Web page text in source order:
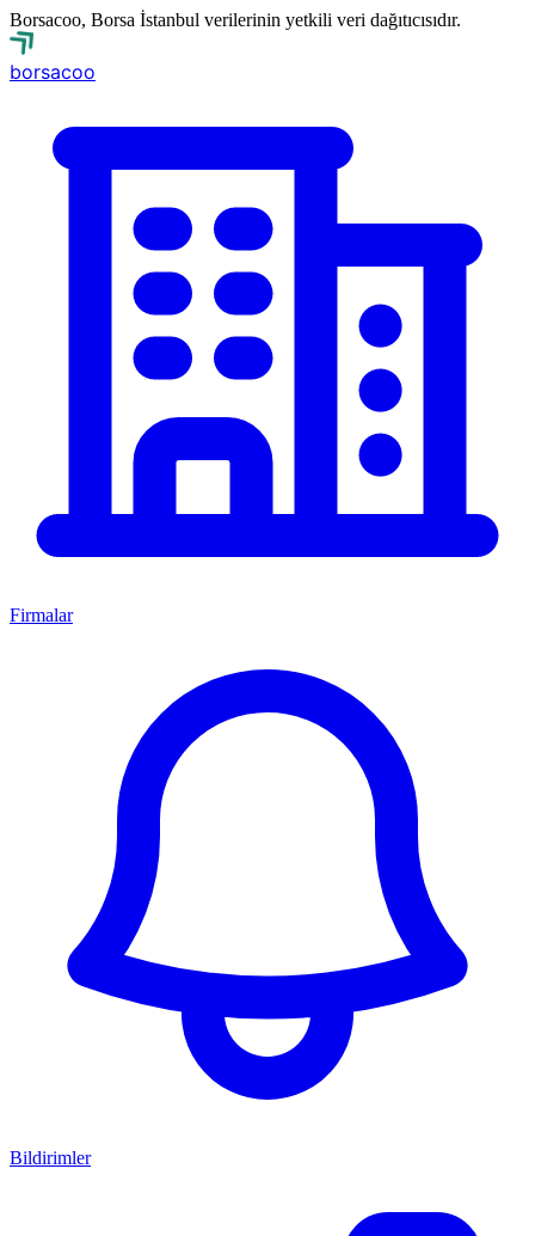
Borsacoo, Borsa İstanbul verilerinin yetkili veri dağıtıcısıdır.
borsacoo
Firmalar
Bildirimler